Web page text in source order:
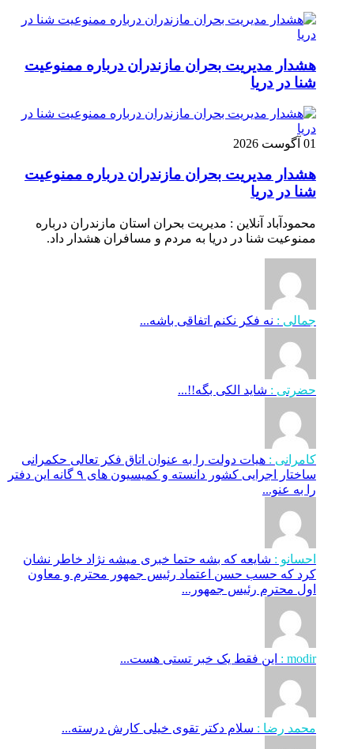
هشدار مدیریت بحران مازندران درباره ممنوعیت
شنا در دریا
01 آگوست 2026
هشدار مدیریت بحران مازندران درباره ممنوعیت
شنا در دریا
محمودآباد آنلاین : مدیریت بحران استان مازندران درباره
ممنوعیت شنا در دریا به مردم و مسافران هشدار داد.
جمالی : نه فکر نکنم اتفاقی باشه...
حضرتی : شاید الکی بگه!!...
کامرانی : هیات دولت را به عنوان اتاق فکر تعالی حکمرانی
ساختار اجرایی کشور دانسته و کمیسیون های ۹ گانه این دفتر
را به عنو...
احسانو : شایعه که بشه حتما خبری میشه نژاد خاطر نشان
کرد که حسب حسن اعتماد رئیس جمهور محترم و معاون
اول محترم رئیس جمهور...
modir : این فقط یک خبر تستی هست...
محمد رضا : سلام دکتر تقوی خیلی کارش درسته...